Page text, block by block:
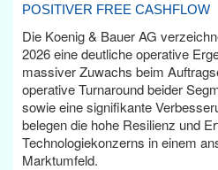
POSITIVER FREE CASHFLOW
Die Koenig & Bauer AG
2026 eine deutliche operative
massiver Zuwachs beim
operative Turnaround beider
sowie eine signifikante
belegen die hohe Resilienz und
Technologiekonzerns in einem
Marktumfeld.